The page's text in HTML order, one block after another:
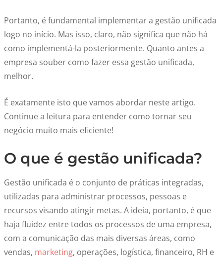
Portanto, é fundamental implementar a gestão unificada
logo no início. Mas isso, claro, não significa que não há
como implementá-la posteriormente. Quanto antes a
empresa souber como fazer essa gestão unificada,
melhor.
É exatamente isto que vamos abordar neste artigo.
Continue a leitura para entender como tornar seu
negócio muito mais eficiente!
O que é gestão unificada?
Gestão unificada é o conjunto de práticas integradas,
utilizadas para administrar processos, pessoas e
recursos visando atingir metas. A ideia, portanto, é que
haja fluidez entre todos os processos de uma empresa,
com a comunicação das mais diversas áreas, como
vendas, marketing, operações, logística, financeiro, RH e